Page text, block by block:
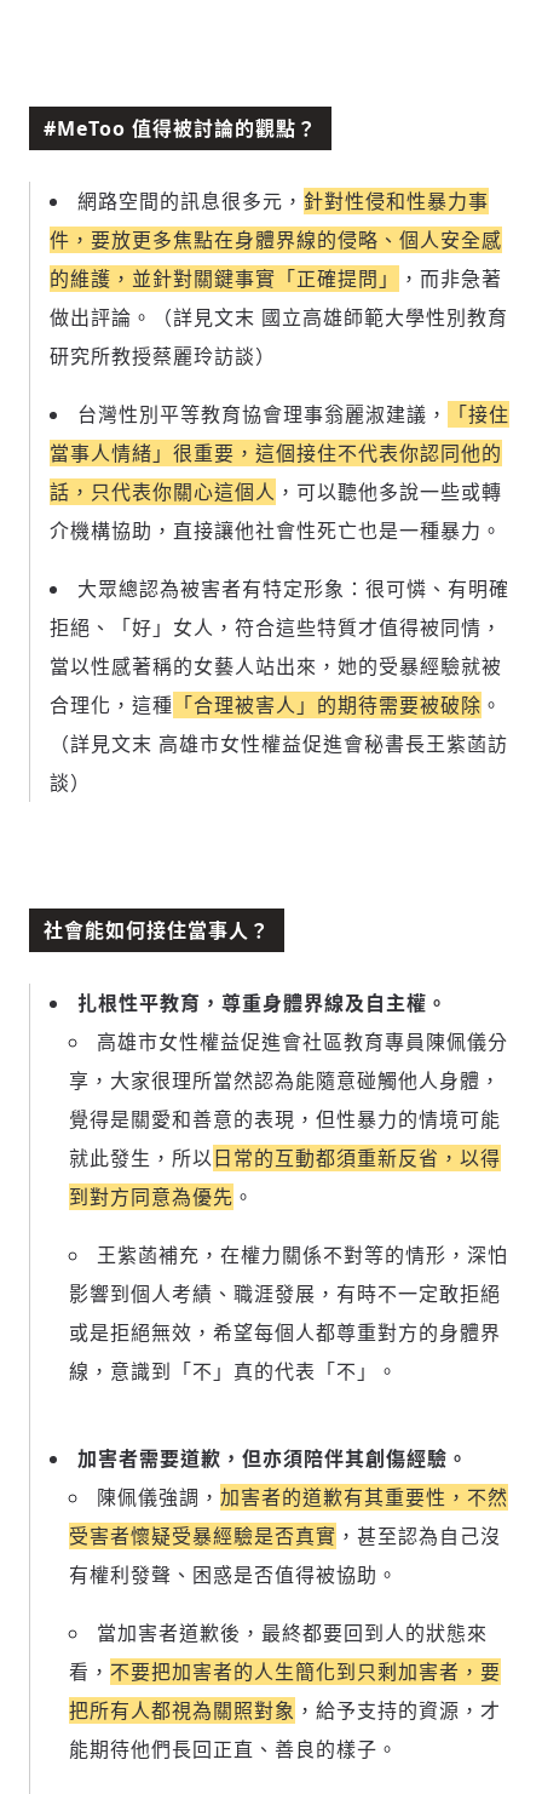
#MeToo 值得被討論的觀點？
網路空間的訊息很多元， 針對性侵和性暴力事
件，要放更多焦點在身體界線的侵略、個人安全感
的維護，並針對關鍵事實「正確提問」
，而非急著
做出評論。（詳見文末 國立高雄師範大學性別教育
研究所教授蔡麗玲訪談）
台灣性別平等教育協會理事翁麗淑建議，
「接住
當事人情緒」很重要，這個接住不代表你認同他的
話，只代表你關心這個人 ，可以聽他多說一些或轉
介機構協助，直接讓他社會性死亡也是一種暴力。
大眾總認為被害者有特定形象：很可憐、有明確
拒絕、「好」女人，符合這些特質才值得被同情，
當以性感著稱的女藝人站出來，她的受暴經驗就被
合理化，這種 「合理被害人」的期待需要被破除 。
（詳見文末 高雄市女性權益促進會秘書長王紫菡訪
談）
社會能如何接住當事人？
扎根性平教育，尊重身體界線及自主權。
高雄市女性權益促進會社區教育專員陳佩儀分
享，大家很理所當然認為能隨意碰觸他人身體，
覺得是關愛和善意的表現，但性暴力的情境可能
就此發生，所以日常的互動都須重新反省，以得
到對方同意為優先 。
王紫菡補充，在權力關係不對等的情形，深怕
影響到個人考績、職涯發展，有時不一定敢拒絕
或是拒絕無效，希望每個人都尊重對方的身體界
線，意識到「不」真的代表「不」。
加害者需要道歉，但亦須陪伴其創傷經驗。
陳佩儀強調， 加害者的道歉有其重要性，不然
受害者懷疑受暴經驗是否真實 ，甚至認為自己沒
有權利發聲、困惑是否值得被協助。
當加害者道歉後，最終都要回到人的狀態來
看， 不要把加害者的人生簡化到只剩加害者，要
把所有人都視為關照對象 ，給予支持的資源，才
能期待他們長回正直、善良的樣子。